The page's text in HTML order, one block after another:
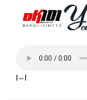
| ... |